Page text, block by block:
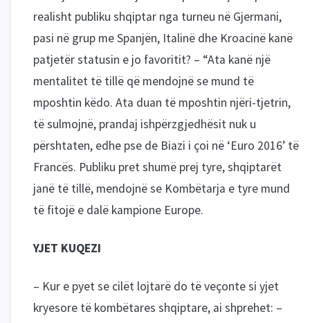
realisht publiku shqiptar nga turneu në Gjermani,
pasi në grup me Spanjën, Italinë dhe Kroacinë kanë
patjetër statusin e jo favoritit? – “Ata kanë një
mentalitet të tillë që mendojnë se mund të
mposhtin këdo. Ata duan të mposhtin njëri-tjetrin,
të sulmojnë, prandaj ishpërzgjedhësit nuk u
përshtaten, edhe pse de Biazi i çoi në ‘Euro 2016’ të
Francës. Publiku pret shumë prej tyre, shqiptarët
janë të tillë, mendojnë se Kombëtarja e tyre mund
të fitojë e dalë kampione Europe.
YJET KUQEZI
– Kur e pyet se cilët lojtarë do të veçonte si yjet
kryesore të kombëtares shqiptare, ai shprehet: –